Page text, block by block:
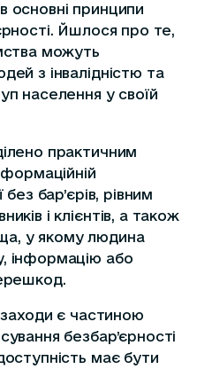
основні принципи
Йшлося про те,
можуть
з інвалідністю та
населення у своїй
практичним
бар’єрів, рівним
і клієнтів, а також
у якому людина
інформацію або
заходи є частиною
безбар’єрності
має бути